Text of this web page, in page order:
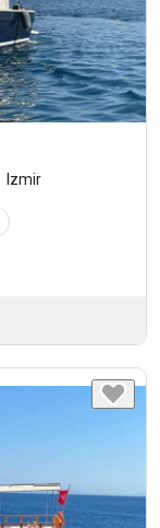
Izmir